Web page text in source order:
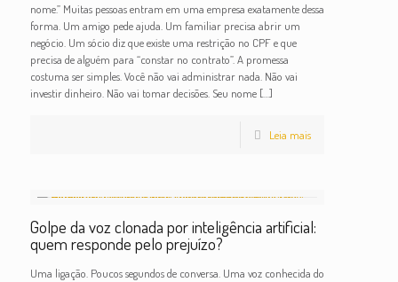
nome.” Muitas pessoas entram em uma empresa exatamente dessa
forma. Um amigo pede ajuda. Um familiar precisa abrir um
negócio. Um sócio diz que existe uma restrição no CPF e que
precisa de alguém para “constar no contrato”. A promessa
costuma ser simples. Você não vai administrar nada. Não vai
investir dinheiro. Não vai tomar decisões. Seu nome[…]
Leia mais
Golpe da voz clonada por inteligência artificial:
quem responde pelo prejuízo?
Uma ligação. Poucos segundos de conversa. Uma voz conhecida do